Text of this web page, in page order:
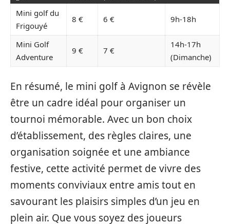
Mini golf du
Frigouyé
8 € 6 € 9h-18h
Mini Golf
Adventure
9 € 7 €
14h-17h
(Dimanche)
En résumé, le mini golf à Avignon se révèle
être un cadre idéal pour organiser un
tournoi mémorable. Avec un bon choix
d’établissement, des règles claires, une
organisation soignée et une ambiance
festive, cette activité permet de vivre des
moments conviviaux entre amis tout en
savourant les plaisirs simples d’un jeu en
plein air. Que vous soyez des joueurs